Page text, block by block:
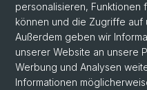
Latinistik
Ur- und Frühgeschichtliche
Vindonissa-Professur
personalisieren, Funktionen
können und die Zugriffe auf
Außerdem geben wir
unserer Website an unsere
Werbung und Analysen
Informationen